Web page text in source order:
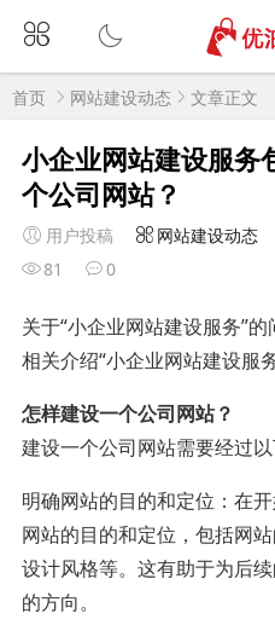
首页 网站建设动态 文章正文
小企业网站建设服务
个公司网站？
用户投稿 网站建设动态
81
0
关于“小企业网站建设服务”
相关介绍“小企业网站建设服
怎样建设一个公司网站？
建设一个公司网站需要经过以
明确网站的目的和定位：在
网站的目的和定位，包括网
设计风格等。这有助于为后
的方向。